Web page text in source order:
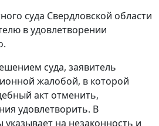
суда Свердловской области
в удовлетворении
суда, заявитель
жалобой, в которой
акт отменить,
удовлетворить. В
на незаконность и